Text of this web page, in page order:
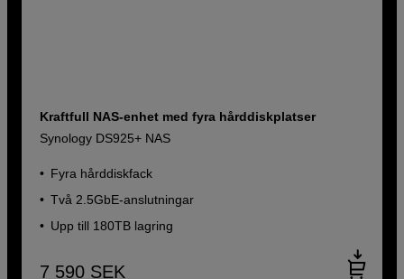
Kraftfull NAS-enhet med fyra hårddiskplatser
Synology DS925+ NAS
Fyra hårddiskfack
Två 2.5GbE-anslutningar
Upp till 180TB lagring
7 590 SEK